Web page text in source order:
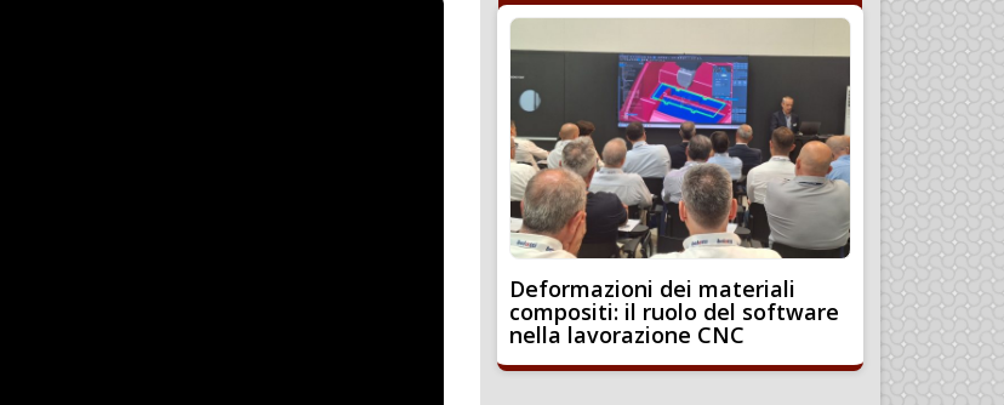
Deformazioni dei materiali
compositi: il ruolo del software
nella lavorazione CNC